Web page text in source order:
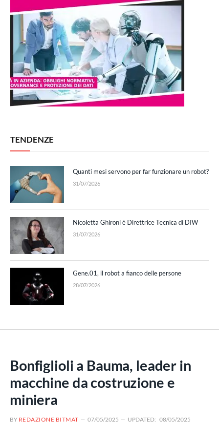
TENDENZE
Quanti mesi servono per far funzionare un robot?
31/07/2026
Nicoletta Ghironi è Direttrice Tecnica di DIW
31/07/2026
Gene.01, il robot a fianco delle persone
28/07/2026
Bonfiglioli a Bauma, leader in
macchine da costruzione e
miniera
BY REDAZIONE BITMAT 07/05/2025 UPDATED: 08/05/2025